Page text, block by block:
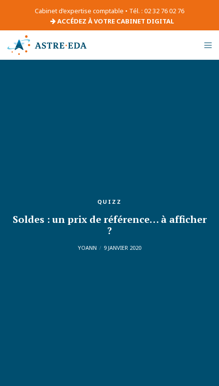
Cabinet d’expertise comptable • Tél. : 02 32 76 02 76
ACCÉDEZ À VOTRE CABINET DIGITAL
QUIZZ
Soldes : un prix de référence… à afficher
?
YOANN 9 JANVIER 2020